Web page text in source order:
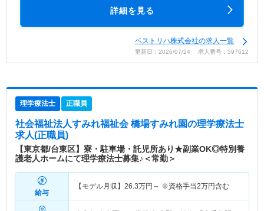
詳細を見る
ベストリハ株式会社の求人一覧
更新日：2026/07/24 求人番号：597612
理学療法士 正職員
社会福祉法人すみれ福祉会 橋場すみれ園の理学療法士
求人(正職員)
【東京都/台東区】寮・駐車場・託児所あり★副業OK◎特別養
護老人ホームにて理学療法士募集♪＜常勤＞
給与
【モデル月収】 26.3万円～ ※資格手当2万円含む